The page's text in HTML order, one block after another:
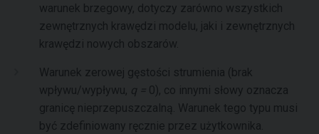
warunek brzegowy, dotyczy zarówno wszystkich
zewnętrznych krawędzi modelu, jaki i zewnętrznych
krawędzi nowych obszarów.
Warunek zerowej gęstości strumienia (brak
wpływu/wypływu, q =
0), co innymi słowy oznacza
granicę nieprzepuszczalną. Warunek tego typu musi
być zdefiniowany ręcznie przez użytkownika.